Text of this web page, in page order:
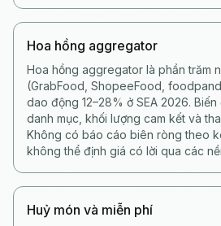
Hoa hồng aggregator
Hoa hồng aggregator là phần trăm
(GrabFood, ShopeeFood,
dao động 12–28% ở SEA 2026.
danh mục, khối lượng cam kết và
Không có báo cáo biên ròng theo
không thể định giá có lời qua các
Huỷ món và miễn phí